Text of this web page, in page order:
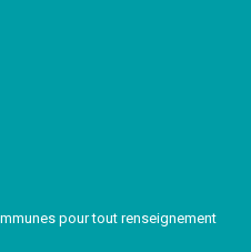
pour tout renseignement